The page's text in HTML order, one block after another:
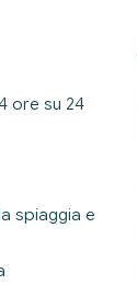
ore su 24
spiaggia e